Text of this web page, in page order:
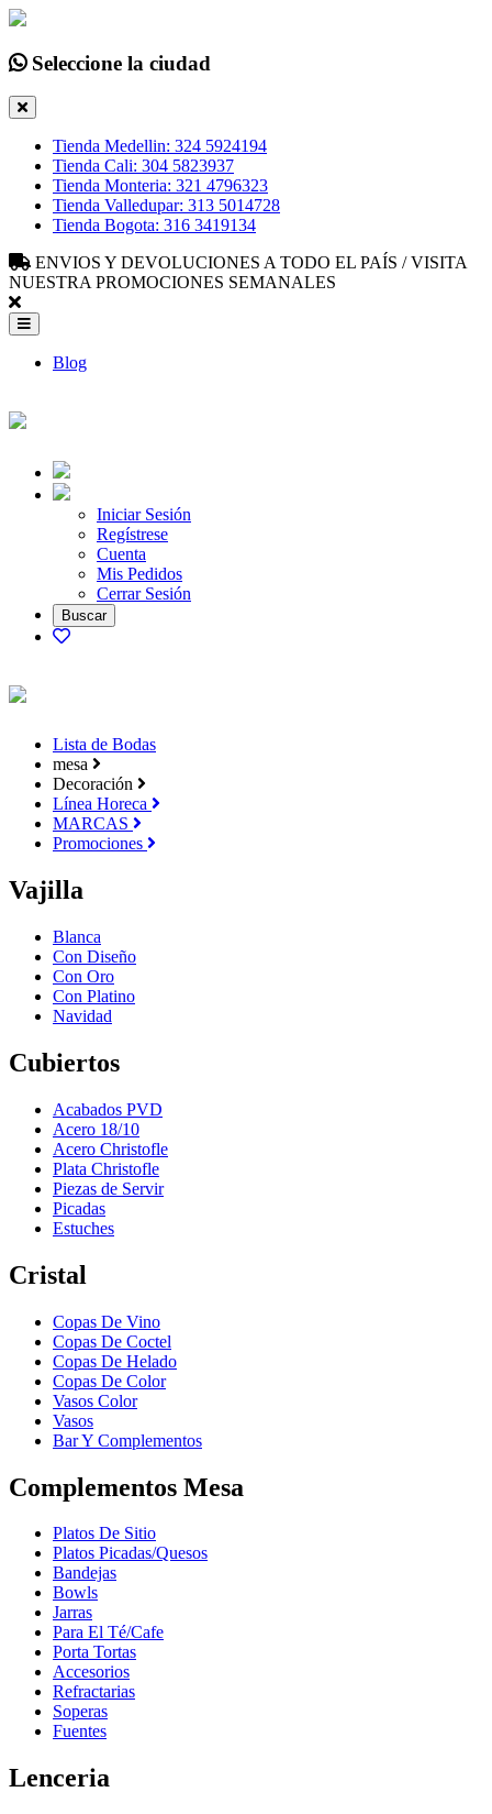
Seleccione la ciudad
Tienda Medellin: 324 5924194
Tienda Cali: 304 5823937
Tienda Monteria: 321 4796323
Tienda Valledupar: 313 5014728
Tienda Bogota: 316 3419134
ENVIOS Y DEVOLUCIONES A TODO EL PAÍS / VISITA
NUESTRA PROMOCIONES SEMANALES
Blog
Iniciar Sesión
Regístrese
Cuenta
Mis Pedidos
Cerrar Sesión
Lista de Bodas
mesa
Decoración
Línea Horeca
MARCAS
Promociones
Vajilla
Blanca
Con Diseño
Con Oro
Con Platino
Navidad
Cubiertos
Acabados PVD
Acero 18/10
Acero Christofle
Plata Christofle
Piezas de Servir
Picadas
Estuches
Cristal
Copas De Vino
Copas De Coctel
Copas De Helado
Copas De Color
Vasos Color
Vasos
Bar Y Complementos
Complementos Mesa
Platos De Sitio
Platos Picadas/Quesos
Bandejas
Bowls
Jarras
Para El Té/Cafe
Porta Tortas
Accesorios
Refractarias
Soperas
Fuentes
Lenceria